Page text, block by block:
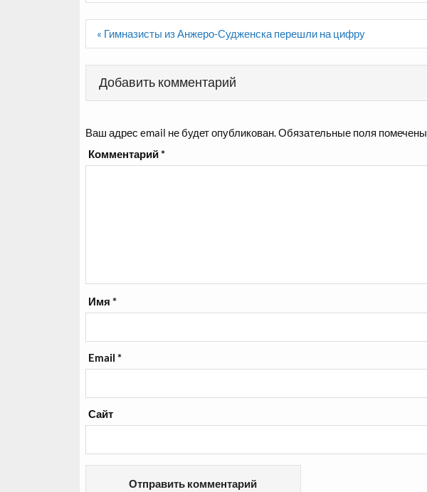
Навигация
« Гимназисты из Анжеро-Судженска перешли на цифру
Добавить комментарий
Ваш адрес email не будет опубликован.Обязательные поля помечены
Комментарий*
Имя*
Email*
Сайт